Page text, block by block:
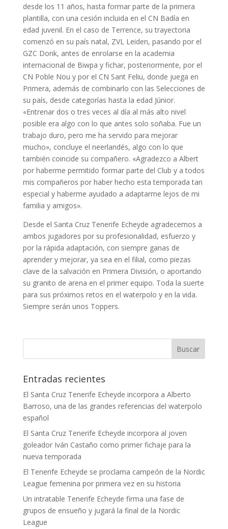
desde los 11 años, hasta formar parte de la primera
plantilla, con una cesión incluida en el CN Badía en
edad juvenil. En el caso de Terrence, su trayectoria
comenzó en su país natal, ZVL Leiden, pasando por el
GZC Donk, antes de enrolarse en la academia
internacional de Biwpa y fichar, posteriormente, por el
CN Poble Nou y por el CN Sant Feliu, donde juega en
Primera, además de combinarlo con las Selecciones de
su país, desde categorías hasta la edad Júnior.
«Entrenar dos o tres veces al día al más alto nivel
posible era algo con lo que antes solo soñaba. Fue un
trabajo duro, pero me ha servido para mejorar
mucho», concluye el neerlandés, algo con lo que
también coincide su compañero. «Agradezco a Albert
por haberme permitido formar parte del Club y a todos
mis compañeros por haber hecho esta temporada tan
especial y haberme ayudado a adaptarme lejos de mi
familia y amigos».
Desde el Santa Cruz Tenerife Echeyde agradecemos a
ambos jugadores por su profesionalidad, esfuerzo y
por la rápida adaptación, con siempre ganas de
aprender y mejorar, ya sea en el filial, como piezas
clave de la salvación en Primera División, o aportando
su granito de arena en el primer equipo. Toda la suerte
para sus próximos retos en el waterpolo y en la vida.
Siempre serán unos Toppers.
Entradas recientes
El Santa Cruz Tenerife Echeyde incorpora a Alberto
Barroso, una de las grandes referencias del waterpolo
español
El Santa Cruz Tenerife Echeyde incorpora al joven
goleador Iván Castaño como primer fichaje para la
nueva temporada
El Tenerife Echeyde se proclama campeón de la Nordic
League femenina por primera vez en su historia
Un intratable Tenerife Echeyde firma una fase de
grupos de ensueño y jugará la final de la Nordic
League